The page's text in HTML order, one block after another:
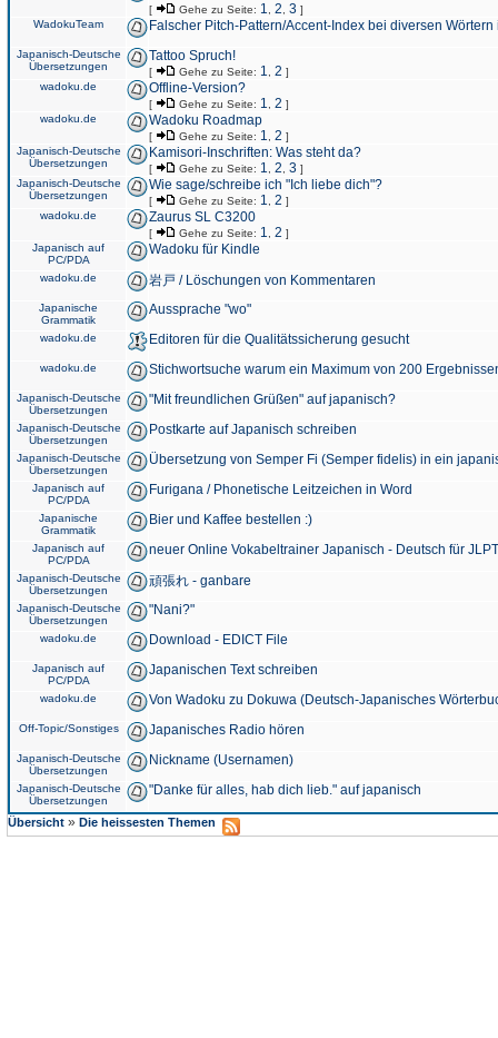
[ Gehe zu Seite: 1 2 3 ]
WadokuTeam
Falscher Pitch-Pattern/Accent-Index bei diversen
Japanisch-Deutsche
Übersetzungen
Tattoo Spruch!
[ Gehe zu Seite: 1 2 ]
wadoku.de
Offline-Version?
[ Gehe zu Seite: 1 2 ]
wadoku.de
Wadoku Roadmap
[ Gehe zu Seite: 1 2 ]
Japanisch-Deutsche
Übersetzungen
Kamisori-Inschriften: Was steht da?
[ Gehe zu Seite: 1 2 3 ]
Japanisch-Deutsche
Übersetzungen
Wie sage/schreibe ich "Ich liebe dich"?
[ Gehe zu Seite: 1 2 ]
wadoku.de
Zaurus SL C3200
[ Gehe zu Seite: 1 2 ]
Japanisch auf
PC/PDA
Wadoku für Kindle
wadoku.de 岩戸 / Löschungen von Kommentaren
Japanische
Grammatik
Aussprache "wo"
wadoku.de Editoren für die Qualitätssicherung gesucht
wadoku.de Stichwortsuche warum ein Maximum von 200
Japanisch-Deutsche
Übersetzungen
"Mit freundlichen Grüßen" auf japanisch?
Japanisch-Deutsche
Übersetzungen
Postkarte auf Japanisch schreiben
Japanisch-Deutsche
Übersetzungen
Übersetzung von Semper Fi (Semper fidelis) in ein
Japanisch auf
PC/PDA
Furigana / Phonetische Leitzeichen in Word
Japanische
Grammatik
Bier und Kaffee bestellen :)
Japanisch auf
PC/PDA
neuer Online Vokabeltrainer Japanisch - Deutsch für
Japanisch-Deutsche
Übersetzungen
頑張れ - ganbare
Japanisch-Deutsche
Übersetzungen
"Nani?"
wadoku.de Download - EDICT File
Japanisch auf
PC/PDA
Japanischen Text schreiben
wadoku.de Von Wadoku zu Dokuwa (Deutsch-Japanisches
Off-Topic/Sonstiges Japanisches Radio hören
Japanisch-Deutsche
Übersetzungen
Nickname (Usernamen)
Japanisch-Deutsche
Übersetzungen
"Danke für alles, hab dich lieb." auf japanisch
Übersicht » Die heissesten Themen